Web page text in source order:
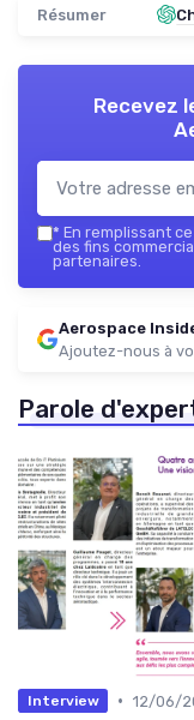
Résumer
Recevez
* En remplissant
des fins
partenaires.
Aerospace
Ajoutez-nous à
Parole
Interview • 12/06/